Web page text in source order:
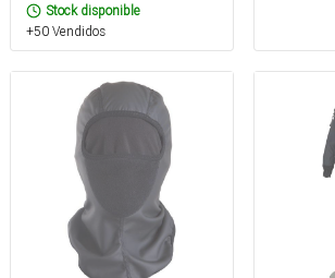
Stock disponible
+50 Vendidos